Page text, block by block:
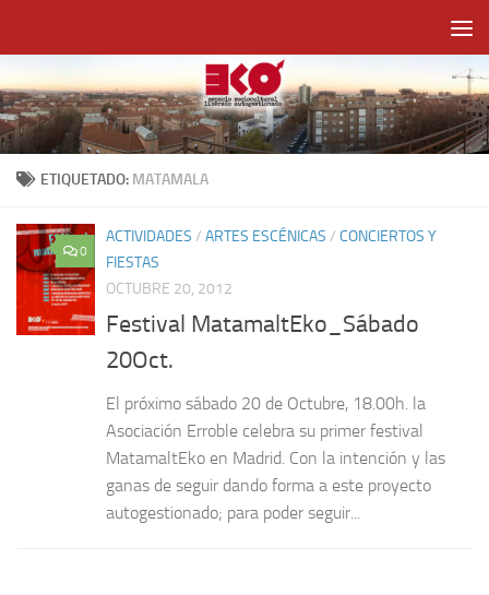
ETIQUETADO: MATAMALA
0
ACTIVIDADES / ARTES ESCÉNICAS / CONCIERTOS Y
FIESTAS
OCTUBRE 20, 2012
Festival MatamaltEko_Sábado
20Oct.
El próximo sábado 20 de Octubre, 18.00h. la
Asociación Erroble celebra su primer festival
MatamaltEko en Madrid. Con la intención y las
ganas de seguir dando forma a este proyecto
autogestionado; para poder seguir...